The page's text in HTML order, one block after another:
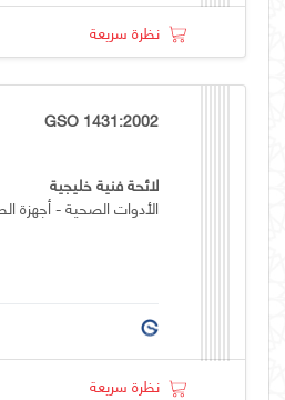
نظرة سريعة
GSO 1431:2002
لائحة فنية خليجية
الأدوات الصحية - أجهزة
نظرة سريعة